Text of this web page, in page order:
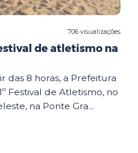
706 visualizações
de atletismo na
das 8 horas, a Prefeitura
Festival de Atletismo, no
na Ponte Gra...